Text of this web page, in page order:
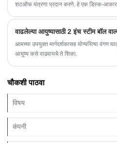
शटऑफ यंत्रणा प्रदान करणे. हे एक डिस्क-
वाढलेल्या आयुष्यासाठी 2 इंच स्टीम बॉल
आमच्या उपयुक्त मार्गदर्शकासह योग्यरित्या वंगण
आयुष्य कसे वाढवायचे ते शिका.
चौकशी पाठवा